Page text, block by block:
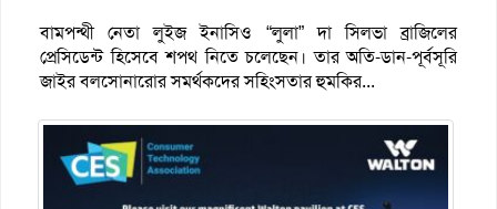
বামপন্থী নেতা লুইজ ইনাসিও “লুলা” দা সিলভা ব্রাজিলের
প্রেসিডেন্ট হিসেবে শপথ নিতে চলেছেন। তার অতি-ডান-পূর্বসূরি
জাইর বলসোনারোর সমর্থকদের সহিংসতার হুমকির...